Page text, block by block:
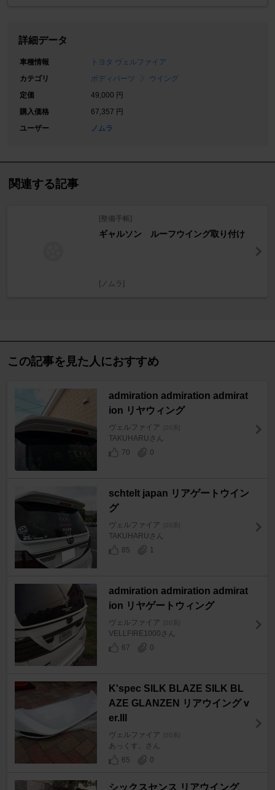
詳細データ
車種情報
トヨタ ヴェルファイア
カテゴリ
ボディパーツ
ウイング
定価
49,000 円
購入価格
67,357 円
ユーザー
ノムラ
関連する記事
[整備手帳]
ギャルソン ルーフウイング取り付け
[ノムラ]
この記事を見た人におすすめ
admiration admiration admirat
ion リヤウィング
ヴェルファイア [20系]
TAKUHARUさん
70
0
schtelt japan リアゲートウイン
グ
ヴェルファイア [20系]
TAKUHARUさん
85
1
admiration admiration admirat
ion リヤゲートウィング
ヴェルファイア [20系]
VELLFIRE1000さん
67
0
K'spec SILK BLAZE SILK BL
AZE GLANZEN リアウイング v
er.III
ヴェルファイア [20系]
あっくす。さん
65
0
シックスセンス リアウイング